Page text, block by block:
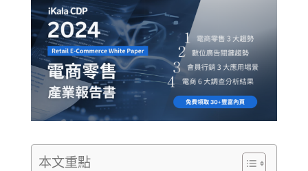
本文重點